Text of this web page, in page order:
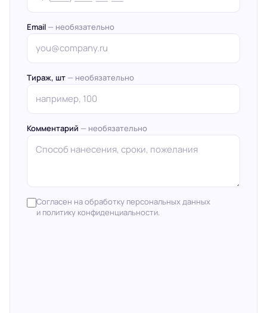
Email — необязательно
Тираж, шт — необязательно
Комментарий — необязательно
Согласен на обработку персональных данных
и политику конфиденциальности.